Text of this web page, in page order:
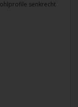
senkrecht